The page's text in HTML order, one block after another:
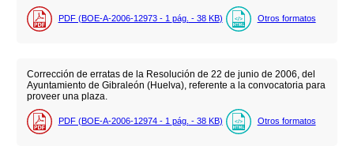
PDF (BOE-A-2006-12973 - 1 pág. - 38 KB) Otros formatos
Corrección de erratas de la Resolución de 22 de junio de 2006, del
Ayuntamiento de Gibraleón (Huelva), referente a la convocatoria para
proveer una plaza.
PDF (BOE-A-2006-12974 - 1 pág. - 38 KB) Otros formatos